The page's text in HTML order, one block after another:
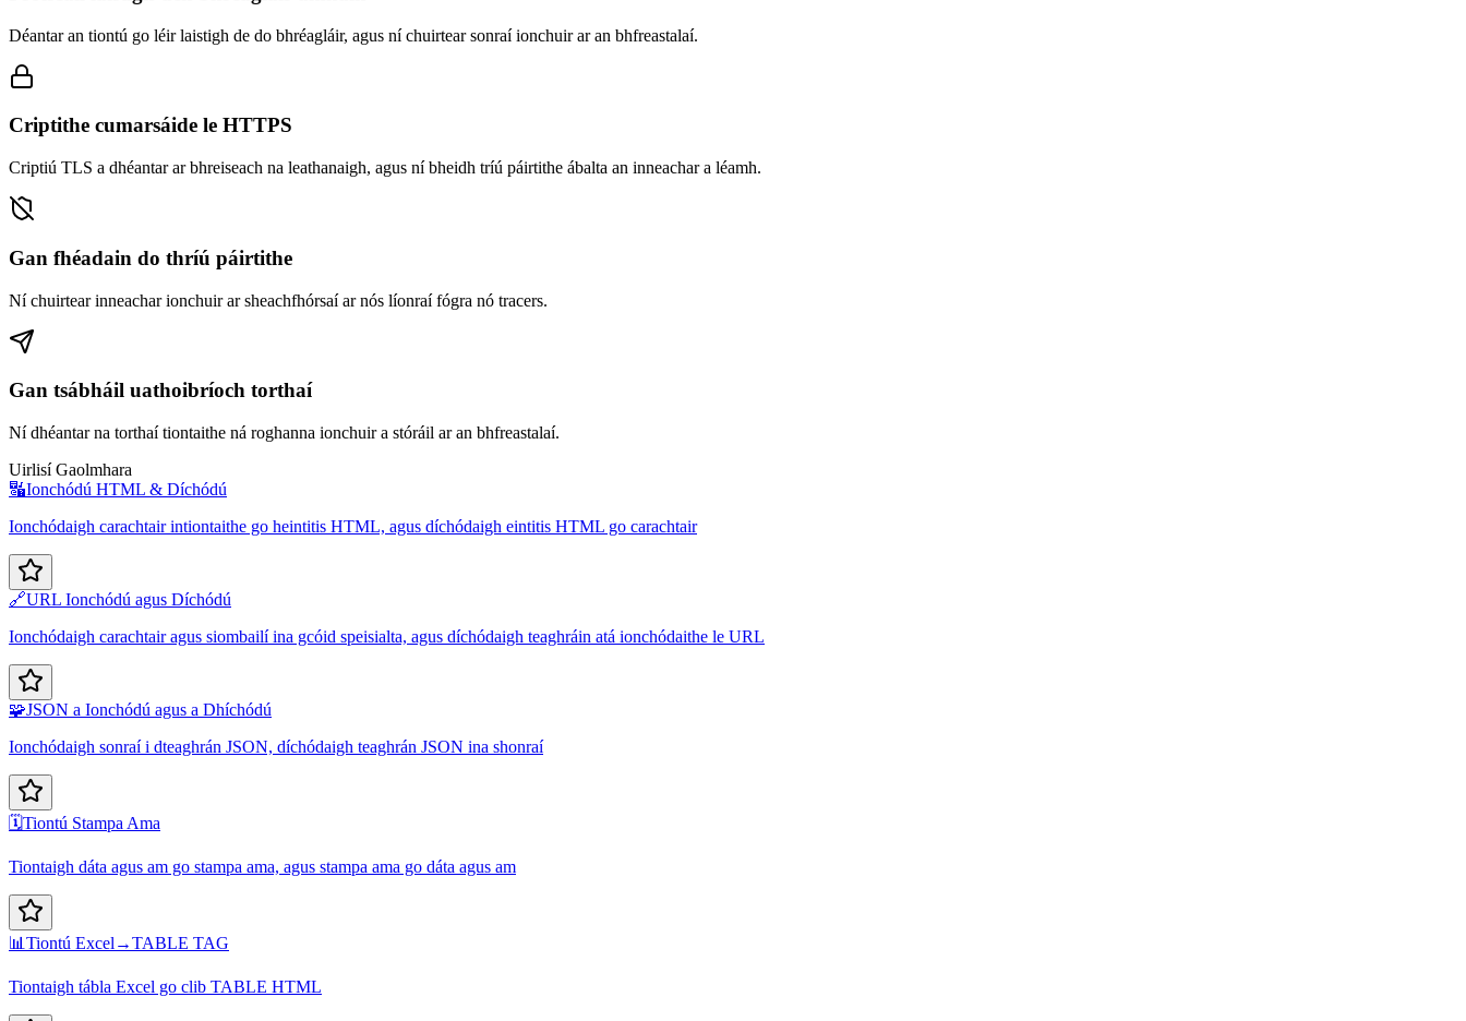
Déantar an tiontú go léir laistigh de do bhréagláir, agus ní chuirtear sonraí ionchuir ar an bhfreastalaí.
Criptithe cumarsáide le HTTPS
Criptiú TLS a dhéantar ar bhreiseach na leathanaigh, agus ní bheidh tríú páirtithe ábalta an inneachar a léamh.
Gan fhéadain do thríú páirtithe
Ní chuirtear inneachar ionchuir ar sheachfhórsaí ar nós líonraí fógra nó tracers.
Gan tsábháil uathoibríoch torthaí
Ní dhéantar na torthaí tiontaithe ná roghanna ionchuir a stóráil ar an bhfreastalaí.
Uirlisí Gaolmhara
🔣Ionchódú HTML & Díchódú
Ionchódaigh carachtair intiontaithe go heintitis HTML, agus díchódaigh eintitis HTML go carachtair
🔗URL Ionchódú agus Díchódú
Ionchódaigh carachtair agus siombailí ina gcóid speisialta, agus díchódaigh teaghráin atá ionchódaithe le URL
🧩JSON a Ionchódú agus a Dhíchódú
Ionchódaigh sonraí i dteaghrán JSON, díchódaigh teaghrán JSON ina shonraí
🗓️Tiontú Stampa Ama
Tiontaigh dáta agus am go stampa ama, agus stampa ama go dáta agus am
📊 Tiontú Excel→TABLE TAG
Tiontaigh tábla Excel go clib TABLE HTML